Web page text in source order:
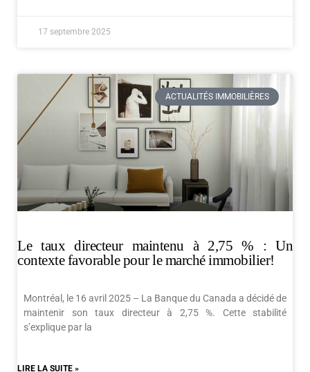
17 septembre 2025
ACTUALITÉS IMMOBILIÈRES
Le taux directeur maintenu à 2,75 % : Un
contexte favorable pour le marché immobilier!
Montréal, le 16 avril 2025 – La Banque du Canada a décidé de
maintenir son taux directeur à 2,75 %. Cette stabilité
s’explique par la
LIRE LA SUITE »